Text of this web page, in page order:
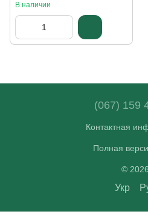
В наличии
(067) 159
Контактная
Полная
© 2026
Укр